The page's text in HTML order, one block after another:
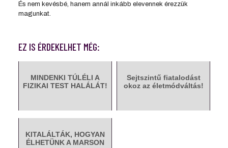
És nem kevésbé, hanem annál inkább elevennek érezzük
magunkat.
EZ IS ÉRDEKELHET MÉG:
MINDENKI TÚLÉLI A
FIZIKAI TEST HALÁLÁT!
Sejtszintű fiatalodást
okoz az életmódváltás!
KITALÁLTÁK, HOGYAN
ÉLHETÜNK A MARSON